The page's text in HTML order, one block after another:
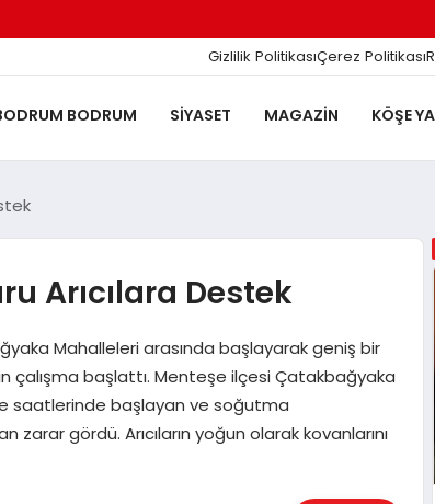
Gizlilik PolitikasıÇerez Politikası
BODRUM SIYASET MAGAZIN KÖŞE
Arıcılara Destek
Mahalleleri arasında başlayarak geniş bir
çalışma başlattı. Menteşe ilçesi Çatakbağyaka
saatlerinde başlayan ve soğutma
gördü. Arıcıların yoğun olarak kovanlarını